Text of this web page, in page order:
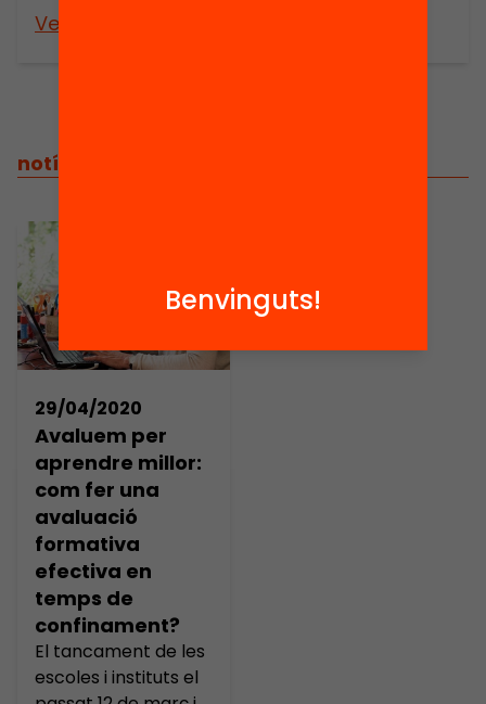
Veure’n més
notícies relacionades
29/04/2020
Avaluem per
aprendre millor:
com fer una
avaluació
formativa
efectiva en
temps de
confinament?
El tancament de les
escoles i instituts el
Benvinguts!